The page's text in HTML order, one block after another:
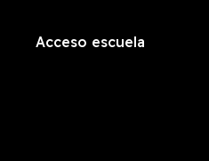
Acceso escuela